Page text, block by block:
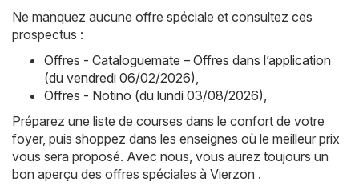
Ne manquez aucune offre spéciale et consultez ces
prospectus :
Offres - Cataloguemate – Offres dans l’application
(du vendredi 06/02/2026)
Offres - Notino (du lundi 03/08/2026)
Préparez une liste de courses dans le confort de votre
foyer, puis shoppez dans les enseignes où le meilleur prix
vous sera proposé. Avec nous, vous aurez toujours un
bon aperçu des offres spéciales à Vierzon .